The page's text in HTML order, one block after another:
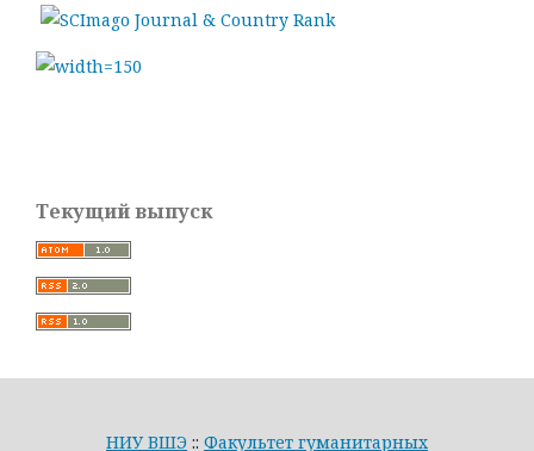
Текущий выпуск
НИУ ВШЭ :: Факультет гуманитарных